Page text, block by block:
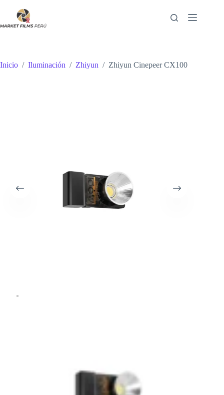
contenido
Inicio / Iluminación / Zhiyun / Zhiyun Cinepeer CX100